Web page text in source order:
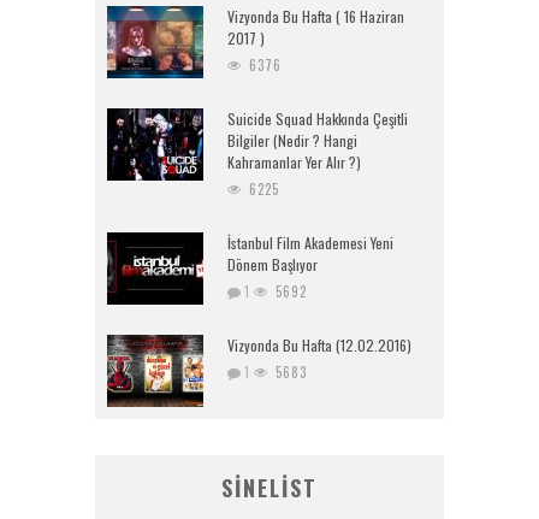
Vizyonda Bu Hafta ( 16 Haziran
2017 )
6376
Suicide Squad Hakkında Çeşitli
Bilgiler (Nedir ? Hangi
Kahramanlar Yer Alır ?)
6225
İstanbul Film Akademesi Yeni
Dönem Başlıyor
1 5692
Vizyonda Bu Hafta (12.02.2016)
1 5683
SINELIST